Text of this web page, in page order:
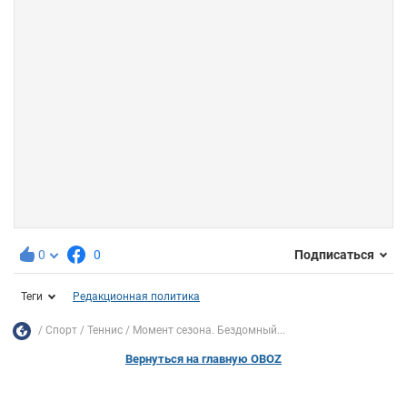
0 0 Подписаться
Теги Редакционная политика
Спорт Теннис Момент сезона. Бездомный...
Вернуться на главную OBOZ